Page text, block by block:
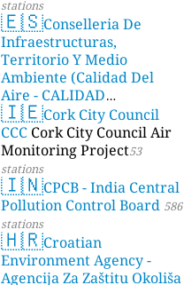
stations
🇪🇸Conselleria De
Infraestructuras,
Territorio Y Medio
Ambiente (Calidad Del
Aire - CALIDAD
AMBIENTAL) 23 stations
🇮🇪Cork City Council
CCC Cork City Council Air
Monitoring Project53
stations
🇮🇳CPCB - India Central
Pollution Control Board 586
stations
🇭🇷Croatian
Environment Agency -
Agencija Za Zaštitu Okoliša